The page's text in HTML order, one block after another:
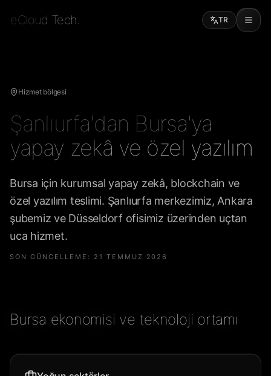
eCloud Tech. TR
Hizmet bölgesi
Şanlıurfa'dan Bursa'ya
yapay zekâ ve özel yazılım
Bursa için kurumsal yapay zekâ, blockchain ve
özel yazılım teslimi. Şanlıurfa merkezimiz, Ankara
şubemiz ve Düsseldorf ofisimiz üzerinden uçtan
uca hizmet.
SON GÜNCELLEME : 21 TEMMUZ 2026
Bursa ekonomisi ve teknoloji ortamı